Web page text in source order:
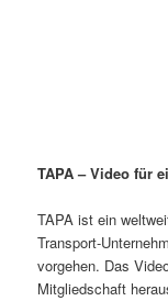
TAPA – Video für
TAPA ist ein
Transport-
vorgehen. Das
Mitgliedschaft